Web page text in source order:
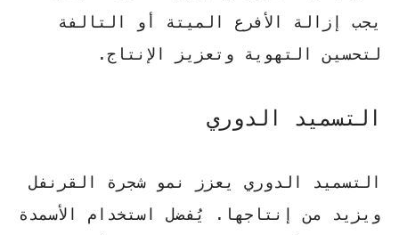
يجب إزالة الأفرع الميتة أو التالفة
لتحسين التهوية وتعزيز الإنتاج.
التسميد الدوري
التسميد الدوري يعزز نمو شجرة القرنفل
ويزيد من إنتاجها. يُفضل استخدام الأسمدة